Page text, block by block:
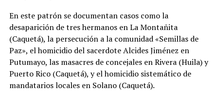
En este patrón se documentan casos como la
desaparición de tres hermanos en La Montañita
(Caquetá), la persecución a la comunidad «Semillas de
Paz», el homicidio del sacerdote Alcides Jiménez en
Putumayo, las masacres de concejales en Rivera (Huila) y
Puerto Rico (Caquetá), y el homicidio sistemático de
mandatarios locales en Solano (Caquetá).